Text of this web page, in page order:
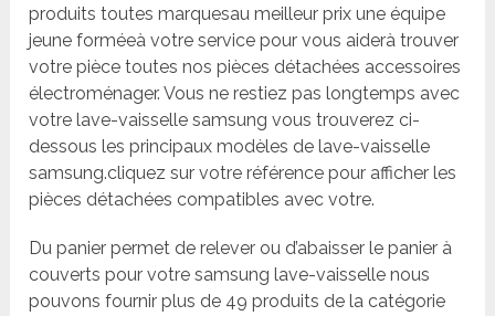
produits toutes marquesau meilleur prix une équipe
jeune forméeà votre service pour vous aiderà trouver
votre pièce toutes nos pièces détachées accessoires
électroménager. Vous ne restiez pas longtemps avec
votre lave-vaisselle samsung vous trouverez ci-
dessous les principaux modèles de lave-vaisselle
samsung.cliquez sur votre référence pour afficher les
pièces détachées compatibles avec votre.
Du panier permet de relever ou d’abaisser le panier à
couverts pour votre samsung lave-vaisselle nous
pouvons fournir plus de 49 produits de la catégorie